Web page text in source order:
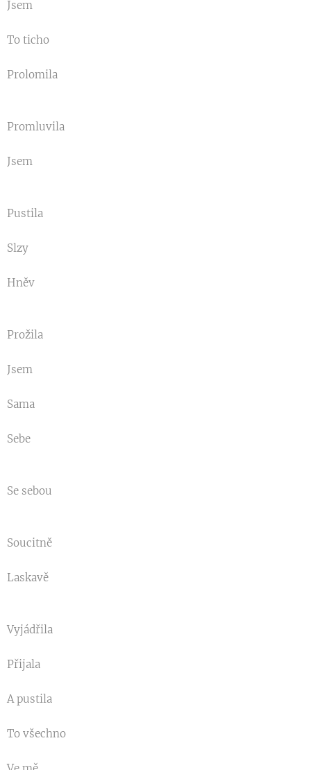
Jsem
To ticho
Prolomila
Promluvila
Jsem
Pustila
Slzy
Hněv
Prožila
Jsem
Sama
Sebe
Se sebou
Soucitně
Laskavě
Vyjádřila
Přijala
A pustila
To všechno